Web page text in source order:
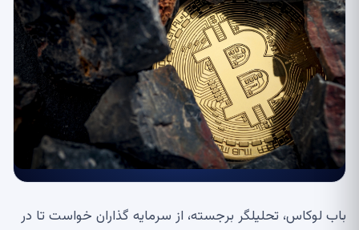
باب لوکاس، تحلیلگر برجسته، از سرمایه گذاران خواست تا در